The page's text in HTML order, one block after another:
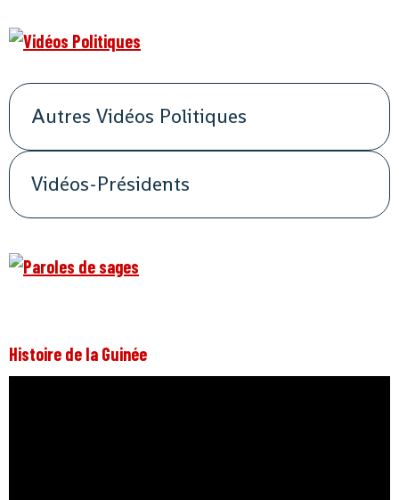
Autres Vidéos Politiques
Vidéos-Présidents
Histoire de la Guinée